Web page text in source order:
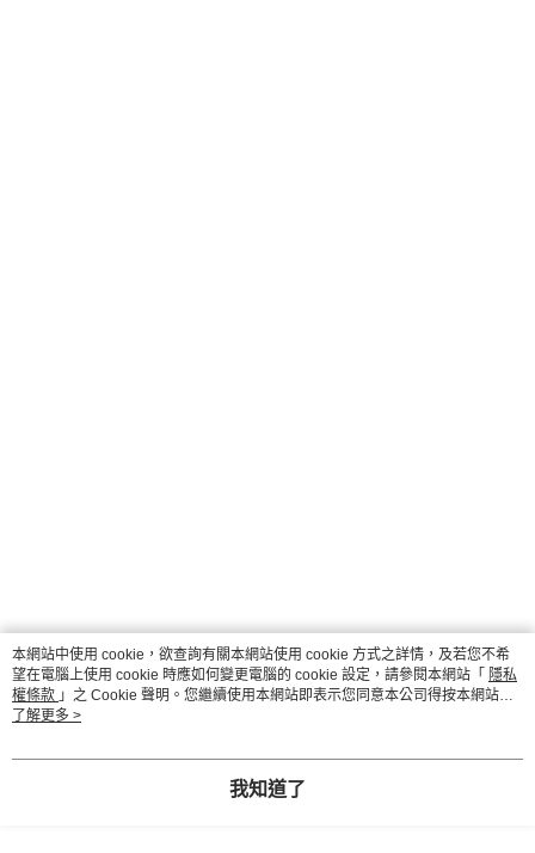
本網站中使用 cookie，欲查詢有關本網站使用 cookie 方式之詳情，及若您不希
望在電腦上使用 cookie 時應如何變更電腦的 cookie 設定，請參閱本網站「 隱私
權條款 」之 Cookie 聲明。您繼續使用本網站即表示您同意本公司得按本網站使
用條款之 Cookie 聲明使用 cookie。
了解更多 >
我知道了